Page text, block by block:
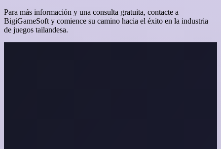
Para más información y una consulta gratuita, contacte a
BigiGameSoft y comience su camino hacia el éxito en la industria
de juegos tailandesa.